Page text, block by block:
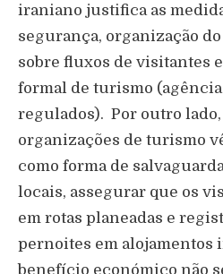
iraniano justifica as
segurança, organização
sobre fluxos de visitantes
formal de turismo
regulados). Por outro
organizações de turismo
como forma de
locais, assegurar que os
em rotas planeadas e
pernoites em alojamentos
benefício económico não